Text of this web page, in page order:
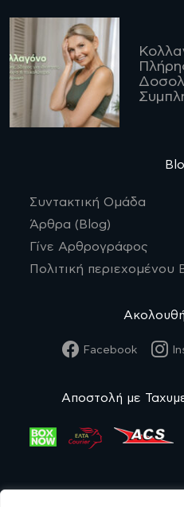
Συντακτική Ομάδα
Άρθρα (Blog)
Γίνε Αρθρογράφος
Πολιτική περιεχομένου
Facebook
Αποστολή με